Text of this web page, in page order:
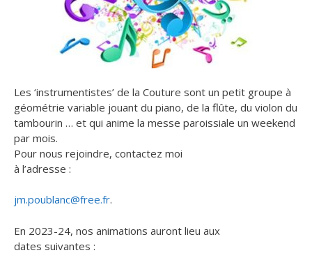
Les ‘instrumentistes’ de la Couture sont un petit groupe à
géométrie variable jouant du piano, de la flûte, du violon du
tambourin … et qui anime la messe paroissiale un weekend
par mois.
Pour nous rejoindre, contactez moi
à l’adresse :
jm.poublanc@free.fr.
En 2023-24, nos animations auront lieu aux
dates suivantes :